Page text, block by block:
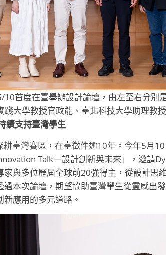
10首度在臺舉辦設計論壇，由左至右分別
踐大學教授官政能、臺北科技大學助理教
續支持臺灣學生
耕臺灣賽區，在臺徵件逾10年。今年5月
Talk—設計創新與未來」，邀請
家與多位歷屆全球前20強得主，從設計思
本次論壇，期望協助臺灣學生從靈感出
應用的多元道路。